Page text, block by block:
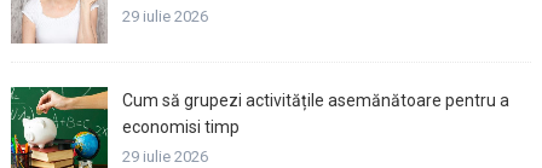
29 iulie 2026
Cum să grupezi activitățile asemănătoare pentru a
economisi timp
29 iulie 2026